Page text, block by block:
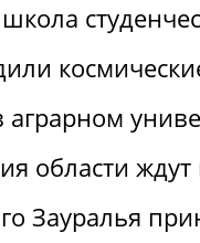
аграрном
области ждут
Зауралья